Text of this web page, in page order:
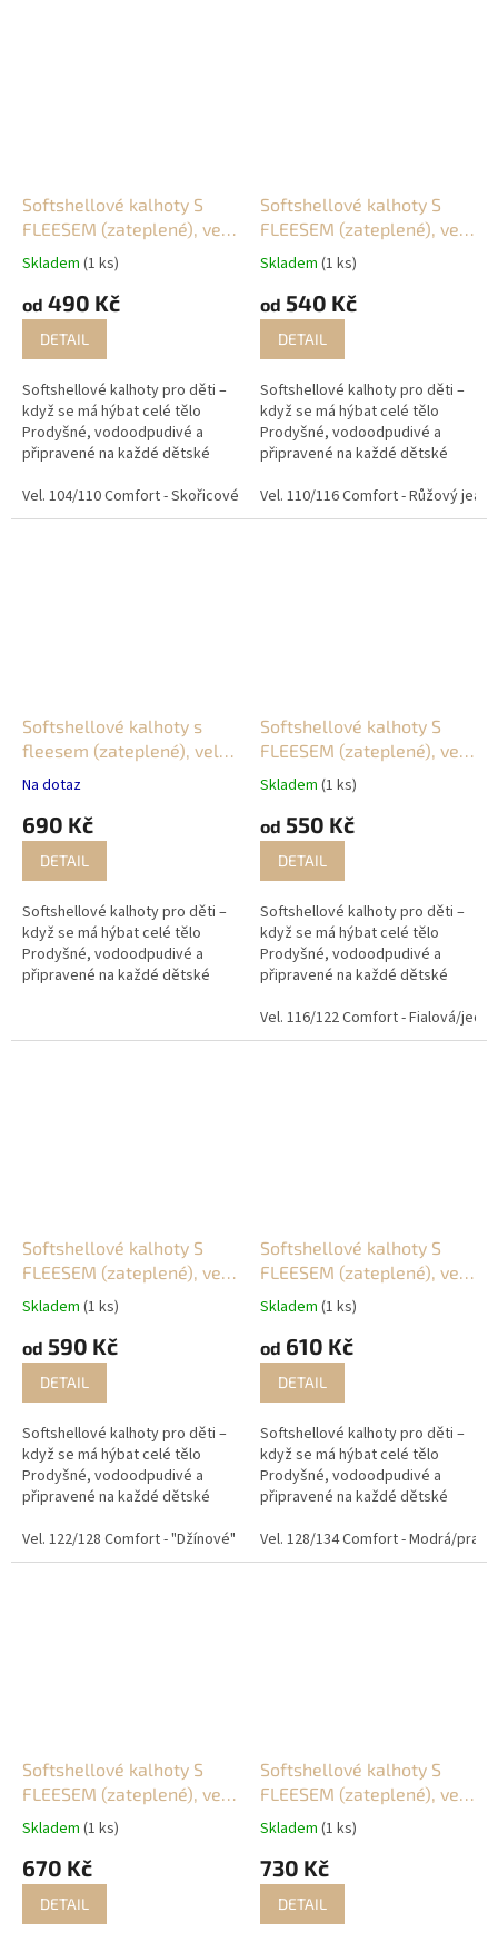
Softshellové kalhoty S
FLEESEM (zateplené), vel.
104/110
Skladem (1 ks)
od 490 Kč
DETAIL
Softshellové kalhoty pro děti –
když se má hýbat celé tělo
Prodyšné, vodoodpudivé a
připravené na každé dětské
softshellové kalhoty jsou
navržené pro aktivní děti, které
Vel. 104/110 Comfort - Skořicové/zvířátka II Vel. 104/110 Comfort -
Softshellové kalhoty S
FLEESEM (zateplené), vel.
110/116
Skladem (1 ks)
od 540 Kč
DETAIL
Softshellové kalhoty pro děti –
když se má hýbat celé tělo
Prodyšné, vodoodpudivé a
připravené na každé dětské
softshellové kalhoty jsou
navržené pro aktivní děti, které
Vel. 110/116 Comfort - Růžový
Softshellové kalhoty s
fleesem (zateplené), vel.
116
Na dotaz
690 Kč
DETAIL
Softshellové kalhoty pro děti –
když se má hýbat celé tělo
Prodyšné, vodoodpudivé a
připravené na každé dětské
navržené pro aktivní děti, které
Softshellové kalhoty S
FLEESEM (zateplené), vel.
116/122
Skladem (1 ks)
od 550 Kč
DETAIL
Softshellové kalhoty pro děti –
když se má hýbat celé tělo
Prodyšné, vodoodpudivé a
připravené na každé dětské
softshellové kalhoty jsou
navržené pro aktivní děti, které
Vel. 116/122 Comfort - Fialová/
Softshellové kalhoty S
FLEESEM (zateplené), vel.
122/128
Skladem (1 ks)
od 590 Kč
DETAIL
Softshellové kalhoty pro děti –
když se má hýbat celé tělo
Prodyšné, vodoodpudivé a
připravené na každé dětské
softshellové kalhoty jsou
navržené pro aktivní děti, které
Vel. 122/128 Comfort - "Džínové" Vel. 122/128 Comfort - Skořicové
Softshellové kalhoty S
FLEESEM (zateplené), vel.
128/134
Skladem (1 ks)
od 610 Kč
DETAIL
Softshellové kalhoty pro děti –
když se má hýbat celé tělo
Prodyšné, vodoodpudivé a
připravené na každé dětské
softshellové kalhoty jsou
navržené pro aktivní děti, které
Vel. 128/134 Comfort - Modrá/
Softshellové kalhoty S
FLEESEM (zateplené), vel.
134/140
Skladem (1 ks)
670 Kč
DETAIL
Softshellové kalhoty S
FLEESEM (zateplené), vel.
140/146
Skladem (1 ks)
730 Kč
DETAIL